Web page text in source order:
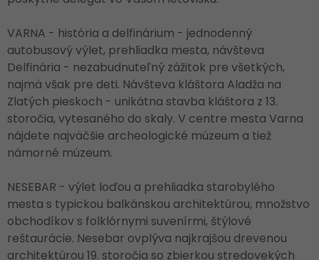
VARNA - história a delfinárium - jednodenný
autobusový výlet, prehliadka mesta, návšteva
Delfinária - nezabudnuteľný zážitok pre všetkých,
najmä však pre deti. Návšteva kláštora Aladža na
Zlatých pieskoch - unikátna stavba kláštora z 13.
storočia, vytesaného do skaly. V centre mesta Varna
nájdete najväčšie archeologické múzeum a tiež
námorné múzeum.
NESEBAR - výlet loďou a prehliadka starobylého
mesta s typickou balkánskou architektúrou, množstvo
obchodíkov s folklórnymi suvenírmi, štýlové
reštaurácie. Nesebar ovplýva najkrajšou drevenou
architektúrou 19. storočia so zbierkou stredovekých